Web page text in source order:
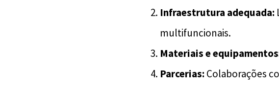
Infraestrutura adequada:
multifuncionais.
Materiais e
Parcerias: Colaborações